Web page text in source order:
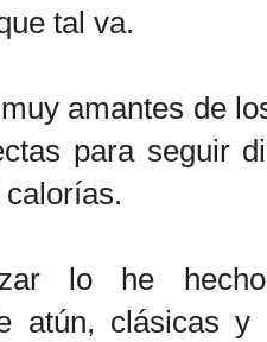
tal va.
amantes de
para seguir
lo he
atún, clásicas